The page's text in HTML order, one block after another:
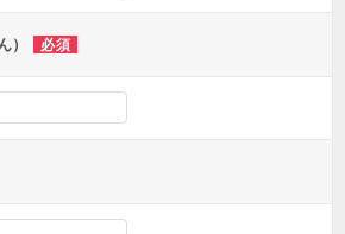
） 必須